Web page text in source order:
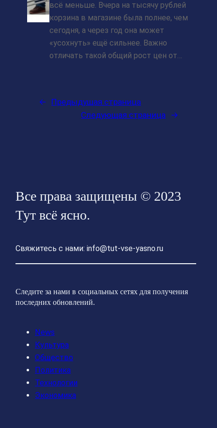
всё меньше. Вчера на тысячу рублей
корзина в магазине была полнее, чем
сегодня, а через год она может
«усохнуть» ещё сильнее. Важно
отличать такой общий рост цен от…
← Предыдущая страница
Следующая страница →
Все права защищены © 2023
Тут всё ясно.
Свяжитесь с нами: info@tut-vse-yasno.ru
Следите за нами в социальных сетях для получения
последних обновлений.
News
Культура
Общество
Политика
Технологии
Экономика